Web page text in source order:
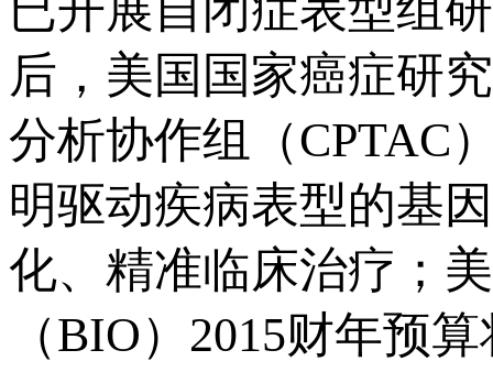
后，美国国家癌症研
分析协作组（CPTAC
明驱动疾病表型的基
化、精准临床治疗；
（BIO）2015财年预